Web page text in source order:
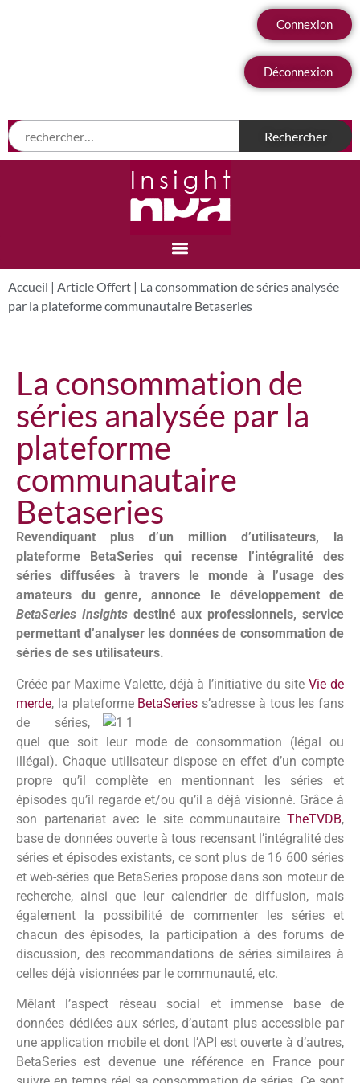
Connexion
Déconnexion
Accueil | Article Offert | La consommation de séries analysée
par la plateforme communautaire Betaseries
La consommation de
séries analysée par la
plateforme
communautaire
Betaseries
Revendiquant plus d’un million d’utilisateurs, la
plateforme BetaSeries qui recense l’intégralité des
séries diffusées à travers le monde à l’usage des
amateurs du genre, annonce le développement de
BetaSeries Insightsdestiné aux professionnels, service
permettant d’analyser les données de consommation de
séries de ses utilisateurs.
Créée par Maxime Valette, déjà à l’initiative du siteVie de
merde, la plateforme BetaSeries s’adresse à tous les fans
de séries,
quel que soit leur mode de consommation (légal ou
illégal). Chaque utilisateur dispose en effet d’un compte
propre qu’il complète en mentionnant les séries et
épisodes qu’il regarde et/ou qu’il a déjà visionné. Grâce à
son partenariat avec le site communautaire TheTVDB,
base de données ouverte à tous recensant l’intégralité des
séries et épisodes existants, ce sont plus de 16 600 séries
et web-séries que BetaSeries propose dans son moteur de
recherche, ainsi que leur calendrier de diffusion, mais
également la possibilité de commenter les séries et
chacun des épisodes, la participation à des forums de
discussion, des recommandations de séries similaires à
celles déjà visionnées par le communauté, etc.
Mêlant l’aspect réseau social et immense base de
données dédiées aux séries, d’autant plus accessible par
une application mobile et dont l’API est ouverte à d’autres,
BetaSeries est devenue une référence en France pour